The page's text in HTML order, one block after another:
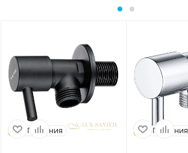
Германия Германия